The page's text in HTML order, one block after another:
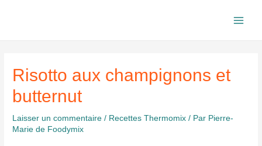
Risotto aux champignons et
butternut
Laisser un commentaire / Recettes Thermomix / Par Pierre-
Marie de Foodymix